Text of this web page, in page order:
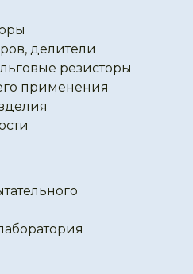
делители
резисторы
применения